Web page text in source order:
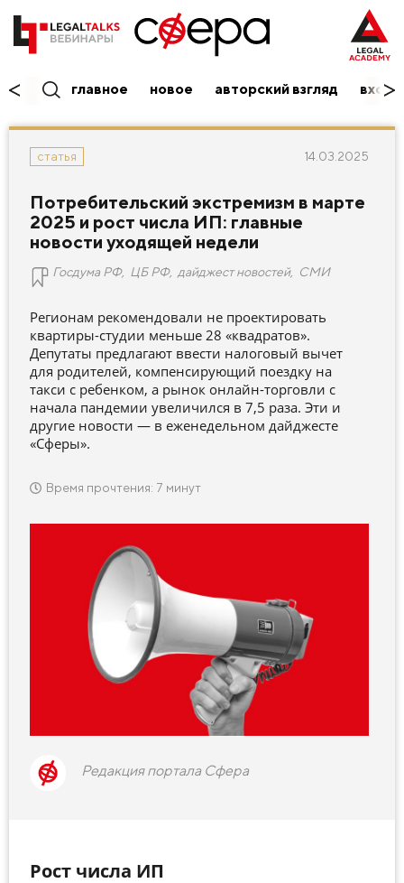
главное новое авторский взгляд вход/
статья 14.03.2025
Потребительский экстремизм в марте
2025 и рост числа ИП: главные
новости уходящей недели
Госдума РФ, ЦБ РФ, дайджест новостей, СМИ
Регионам рекомендовали не проектировать
квартиры-студии меньше 28 «квадратов».
Депутаты предлагают ввести налоговый вычет
для родителей, компенсирующий поездку на
такси с ребенком, а рынок онлайн-торговли с
начала пандемии увеличился в 7,5 раза. Эти и
другие новости — в еженедельном дайджесте
«Сферы».
Время прочтения: 7 минут
Редакция портала Сфера
Рост числа ИП